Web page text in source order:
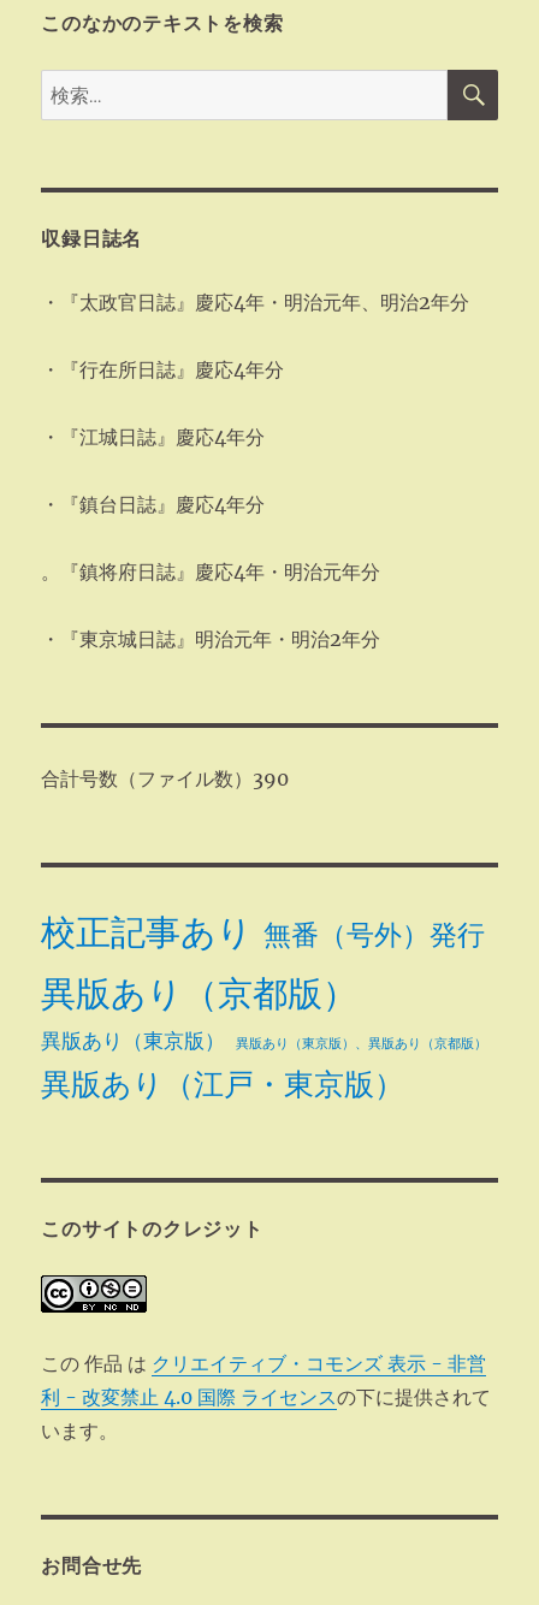
このなかのテキストを検索
検
索:
検
収録日誌名
・『太政官日誌』慶応4年・明治元年、明治2年分
・『行在所日誌』慶応4年分
・『江城日誌』慶応4年分
・『鎮台日誌』慶応4年分
。『鎮将府日誌』慶応4年・明治元年分
・『東京城日誌』明治元年・明治2年分
合計号数（ファイル数）390
校正記事あり 無番（号外）発行
異版あり（京都版）
異版あり（東京版） 異版あり（東京版）、異版あり（京都版）
異版あり（江戸・東京版）
このサイトのクレジット
この 作品 は クリエイティブ・コモンズ 表示 - 非営
利 - 改変禁止 4.0 国際 ライセンスの下に提供されて
います。
お問合せ先